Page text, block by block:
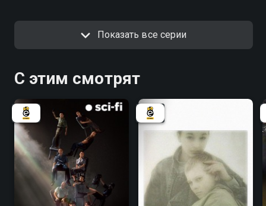
Показать все серии
С этим смотрят